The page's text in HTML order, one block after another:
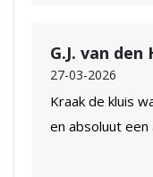
G.J. van
27-03-2026
Kraak de kluis
en absoluut een